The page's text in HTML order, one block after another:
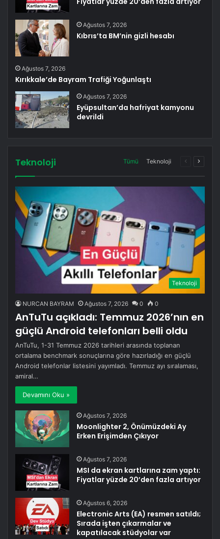
Ağustos 7, 2026
Kıbrıs’ta BM’nin gizli hesabı
Ağustos 7, 2026
Kırıkkale’de Bayram Trafiği Yoğunlaştı
Ağustos 7, 2026
Eyüpsultan’da hafriyat kamyonu
devrildi
Teknoloji Tümü Teknoloji
ÖncekiSonraki
Teknoloji
NURCAN BAYRAM Ağustos 7, 2026 0 0
AnTuTu açıkladı: Temmuz 2026’nın en
güçlü Android telefonları belli oldu
AnTuTu, 1-31 Temmuz 2026 tarihleri arasında toplanan
ortalama benchmark sonuçlarına göre hazırladığı en güçlü
Android telefonlar listesini yayımladı. Temmuz ayı sıralaması,
amiral…
Devamını Oku »
Ağustos 7, 2026
Moonlighter 2, Önümüzdeki Ay
Erken Erişimden Çıkıyor
Ağustos 7, 2026
MSI da ekran kartlarına zam yaptı:
Fiyatlar yüzde 20’den fazla artıyor
Ağustos 6, 2026
Electronic Arts (EA) resmen satıldı;
Sırada işten çıkarmalar ve
kapatılacak stüdyolar var